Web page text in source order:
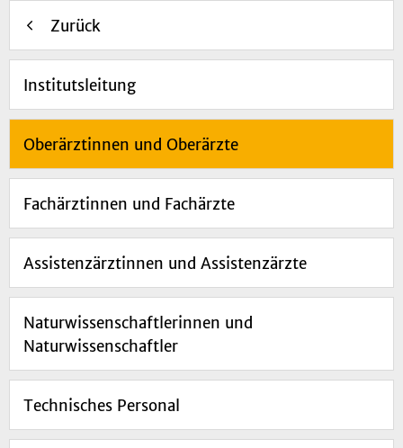
Zurück
Institutsleitung
Oberärztinnen und Oberärzte
Fachärztinnen und Fachärzte
Assistenzärztinnen und Assistenzärzte
Naturwissenschaftlerinnen und
Naturwissenschaftler
Technisches Personal